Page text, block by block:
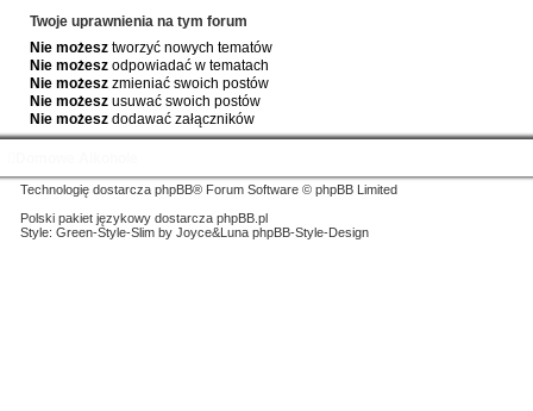
Twoje uprawnienia na tym forum
Nie możesz tworzyć nowych tematów
Nie możesz odpowiadać w tematach
Nie możesz zmieniać swoich postów
Nie możesz usuwać swoich postów
Nie możesz dodawać załączników
Technologię dostarcza phpBB® Forum Software © phpBB Limited
Polski pakiet językowy dostarcza phpBB.pl
Style: Green-Style-Slim by Joyce&Luna phpBB-Style-Design